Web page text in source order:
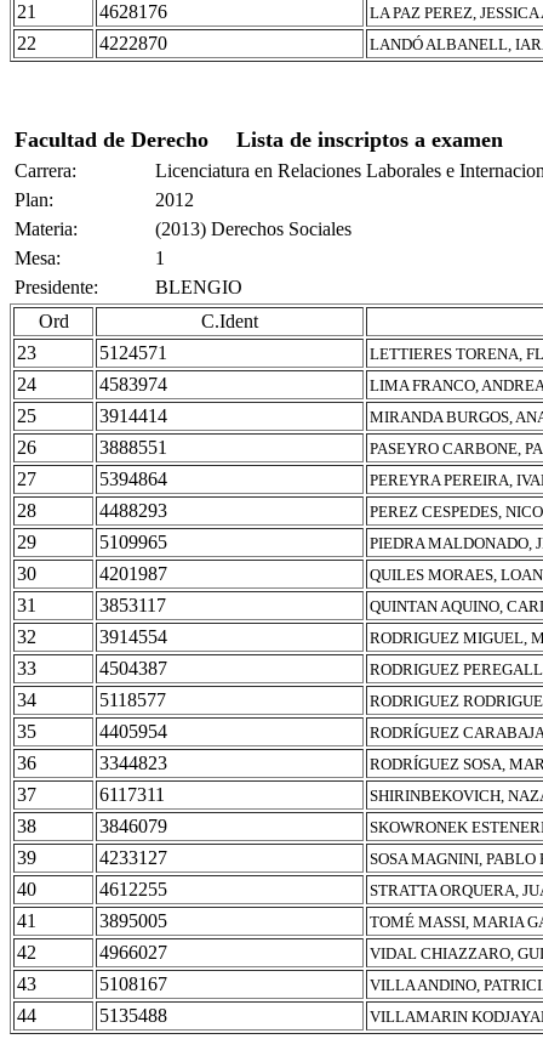
21 4628176 LA PAZ PEREZ,
22 4222870 LANDÓ ALBANELL,
Facultad de Derecho Lista de inscriptos a examen
Carrera:
Licenciatura en Relaciones Laborales e
Plan:
2012
Materia:
(2013) Derechos Sociales
Mesa:
1
Presidente:
BLENGIO
Ord
C.Ident
23
5124571 LETTIERES TORENA,
24 4583974 LIMA FRANCO,
25 3914414 MIRANDA BURGOS,
26 3888551 PASEYRO CARBONE,
27 5394864 PEREYRA PEREIRA,
28 4488293 PEREZ CESPEDES,
29 5109965 PIEDRA MALDONADO,
30 4201987 QUILES MORAES,
31 3853117 QUINTAN AQUINO,
32 3914554 RODRIGUEZ MIGUEL,
33 4504387 RODRIGUEZ
34 5118577 RODRIGUEZ
35 4405954 RODRÍGUEZ
36 3344823 RODRÍGUEZ SOSA,
37 6117311 SHIRINBEKOVICH,
38 3846079 SKOWRONEK
39 4233127 SOSA MAGNINI, PABLO
40 4612255 STRATTA ORQUERA,
41 3895005 TOMÉ MASSI, MARIA
42 4966027 VIDAL CHIAZZARO,
43 5108167 VILLA ANDINO,
44 5135488 VILLAMARIN